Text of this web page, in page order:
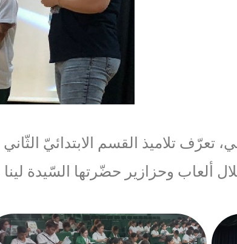
تلاميذ القسم الابتدائيّ الثّاني